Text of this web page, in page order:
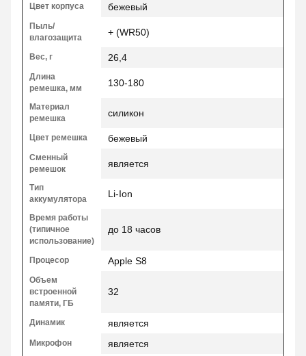
Цвет корпуса бежевый
Пыль/
влагозащита
+ (WR50)
Вес, г 26,4
Длина
ремешка, мм
130-180
Материал
ремешка
силикон
Цвет ремешка бежевый
Сменный
ремешок
является
Тип
аккумулятора
Li-Ion
Время работы
(типичное
использование)
до 18 часов
Процесор Apple S8
Объем
встроенной
памяти, ГБ
32
Динамик является
Микрофон является